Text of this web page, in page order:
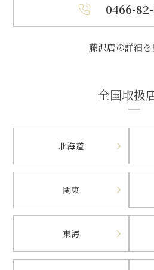
0466-
藤沢店の詳細を
全国取扱
北海道
関東
東海